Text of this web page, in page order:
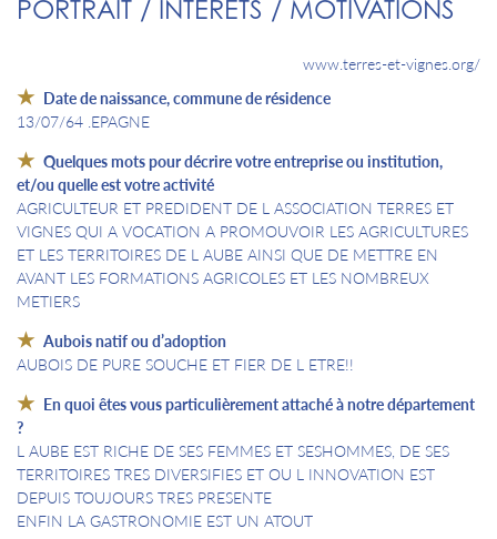
PORTRAIT / INTÉRÊTS / MOTIVATIONS
www.terres-et-vignes.org/
Date de naissance, commune de résidence
13/07/64 .EPAGNE
Quelques mots pour décrire votre entreprise ou institution,
et/ou quelle est votre activité
AGRICULTEUR ET PREDIDENT DE L ASSOCIATION TERRES ET
VIGNES QUI A VOCATION A PROMOUVOIR LES AGRICULTURES
ET LES TERRITOIRES DE L AUBE AINSI QUE DE METTRE EN
AVANT LES FORMATIONS AGRICOLES ET LES NOMBREUX
METIERS
Aubois natif ou d’adoption
AUBOIS DE PURE SOUCHE ET FIER DE L ETRE!!
En quoi êtes vous particulièrement attaché à notre département
?
L AUBE EST RICHE DE SES FEMMES ET SESHOMMES, DE SES
TERRITOIRES TRES DIVERSIFIES ET OU L INNOVATION EST
DEPUIS TOUJOURS TRES PRESENTE
ENFIN LA GASTRONOMIE EST UN ATOUT